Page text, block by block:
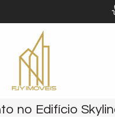
no Edifício